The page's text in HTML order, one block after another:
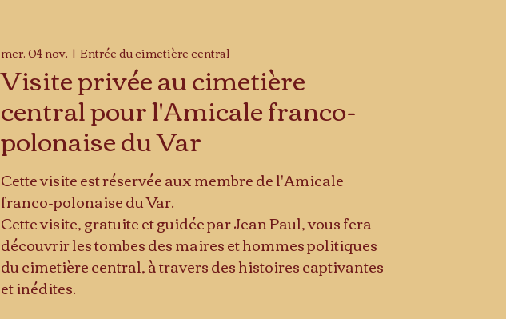
mer. 04 nov.
  |
Entrée du cimetière central
Visite privée au cimetière
central pour l'Amicale franco-
polonaise du Var
Cette visite est réservée aux membre de l'Amicale
franco-polonaise du Var.
Cette visite, gratuite et guidée par Jean Paul, vous fera
découvrir les tombes des maires et hommes politiques
du cimetière central, à travers des histoires captivantes
et inédites.